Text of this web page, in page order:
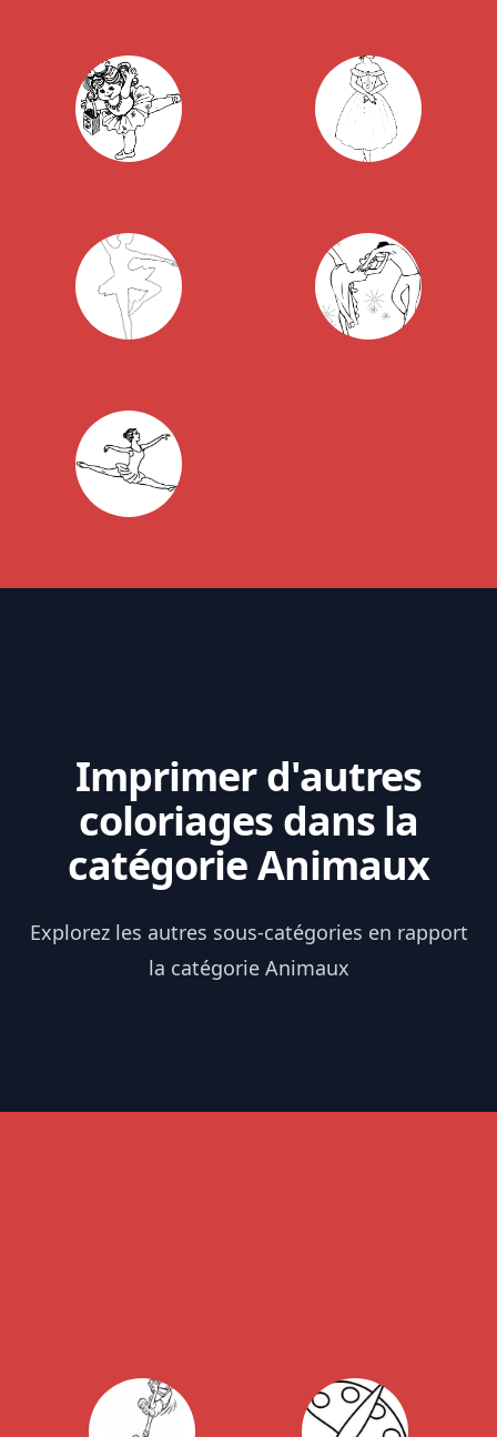
Imprimer d'autres
coloriages dans la
catégorie Animaux
Explorez les autres sous-catégories en rapport
la catégorie Animaux